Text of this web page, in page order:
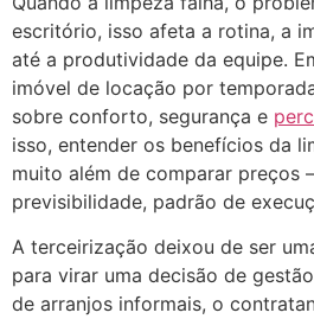
escritório, isso afeta a rotina, a
até a produtividade da equipe.
imóvel de locação por
sobre conforto, segurança e
isso, entender os benefícios da
muito além de comparar preços
previsibilidade, padrão de
A terceirização deixou de ser
para virar uma decisão de
de arranjos informais, o